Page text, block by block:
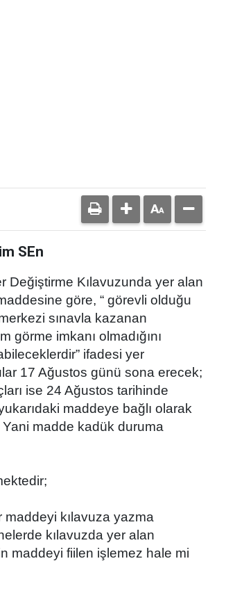
SEn
Değiştirme Kılavuzunda yer alan
göre, “ görevli olduğu
sınavla kazanan
görme imkanı olmadığını
ifadesi yer
17 Ağustos günü sona erecek;
ise 24 Ağustos tarihinde
maddeye bağlı olarak
Yani madde kadük duruma
maddeyi kılavuza yazma
kılavuzda yer alan
maddeyi fiilen işlemez hale mi